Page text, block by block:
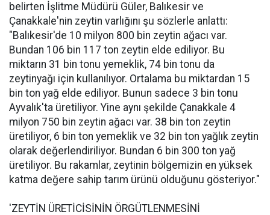
belirten İşlitme Müdürü Güler, Balıkesir ve
Çanakkale'nin zeytin varlığını şu sözlerle anlattı:
"Balıkesir'de 10 milyon 800 bin zeytin ağacı var.
Bundan 106 bin 117 ton zeytin elde ediliyor. Bu
miktarın 31 bin tonu yemeklik, 74 bin tonu da
zeytinyağı için kullanılıyor. Ortalama bu miktardan 15
bin ton yağ elde ediliyor. Bunun sadece 3 bin tonu
Ayvalık'ta üretiliyor. Yine aynı şekilde Çanakkale 4
milyon 750 bin zeytin ağacı var. 38 bin ton zeytin
üretiliyor, 6 bin ton yemeklik ve 32 bin ton yağlık zeytin
olarak değerlendiriliyor. Bundan 6 bin 300 ton yağ
üretiliyor. Bu rakamlar, zeytinin bölgemizin en yüksek
katma değere sahip tarım ürünü olduğunu gösteriyor."
'ZEYTİN ÜRETİCİSİNİN ÖRGÜTLENMESİNİ